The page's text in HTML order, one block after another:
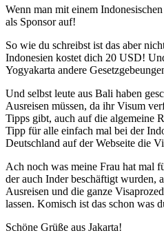
Wenn man mit einem
als Sponsor auf!
So wie du schreibst ist das aber
Indonesien kostet dich 20 USD!
Yogyakarta andere
Und selbst leute aus Bali haben
Ausreisen müssen, da ihr Visum
Tipps gibt, auch auf die algemeine
Tipp für alle einfach mal bei der
Deutschland auf der Webseite die
Ach noch was meine Frau hat mal
der auch Inder beschäftigt wurden,
Ausreisen und die ganze
lassen. Komisch ist das schon was
Schöne Grüße aus Jakarta!